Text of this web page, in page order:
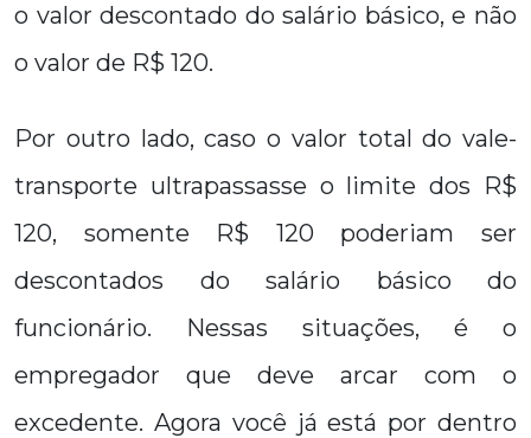
o valor descontado do salário básico, e não
o valor de R$ 120.
Por outro lado, caso o valor total do vale-
transporte ultrapassasse o limite dos R$
120, somente R$ 120 poderiam ser
descontados do salário básico do
funcionário. Nessas situações, é o
empregador que deve arcar com o
excedente. Agora você já está por dentro